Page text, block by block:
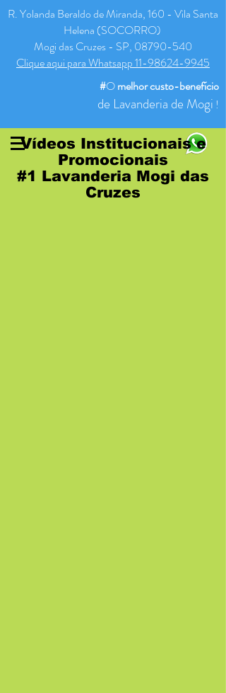
R. Yolanda Beraldo de Miranda, 160 - Vila Santa
Helena (SOCORRO)
Mogi das Cruzes - SP, 08790-540
Clique aqui para Whatsapp 11-98624-9945
#Omelhorcusto-benefício
de Lavanderia de Mogi !
Vídeos Institucionais e
Promocionais
#1 Lavanderia Mogi das
Cruzes